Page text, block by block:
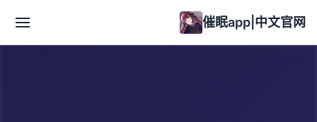
催眠app|中文官网